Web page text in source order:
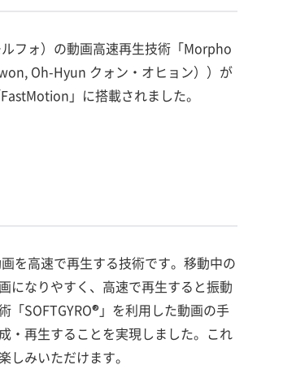
フォ）の動画高速再生技術「Morpho
Oh-Hyun クォン・オヒョン））が
」に搭載されました。
を高速で再生する技術です。移動中の
になりやすく、高速で再生すると振動
SOFTGYRO®」を利用した動画の手
・再生することを実現しました。これ
みいただけます。